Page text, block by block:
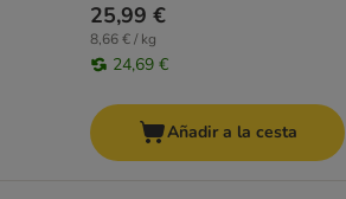
25,99 €
8,66 € / kg
24,69 €
Añadir a la cesta